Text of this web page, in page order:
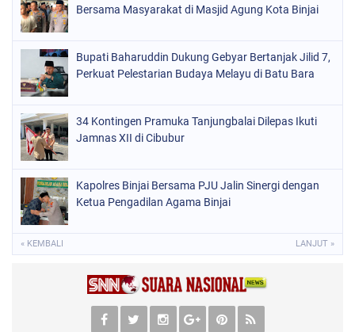
Bersama Masyarakat di Masjid Agung Kota Binjai
Bupati Baharuddin Dukung Gebyar Bertanjak Jilid 7,
Perkuat Pelestarian Budaya Melayu di Batu Bara
34 Kontingen Pramuka Tanjungbalai Dilepas Ikuti
Jamnas XII di Cibubur
Kapolres Binjai Bersama PJU Jalin Sinergi dengan
Ketua Pengadilan Agama Binjai
« KEMBALI LANJUT »